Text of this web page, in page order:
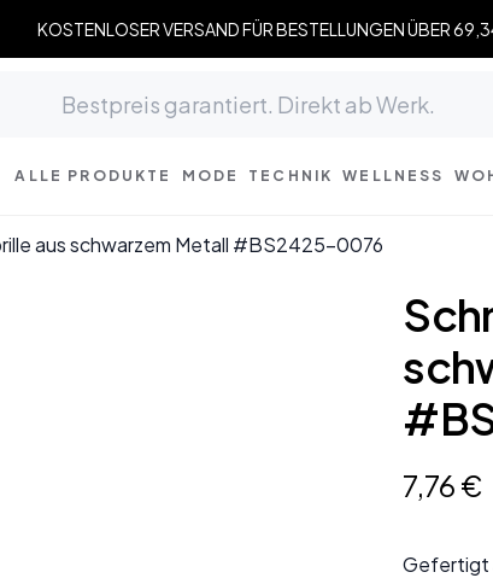
KOSTENLOSER VERSAND FÜR BESTELLUNGEN ÜBER
ALLE PRODUKTE MODE TECHNIK WELLNESS
aus schwarzem Metall #BS2425-0076
7,76 €
Gefertigt